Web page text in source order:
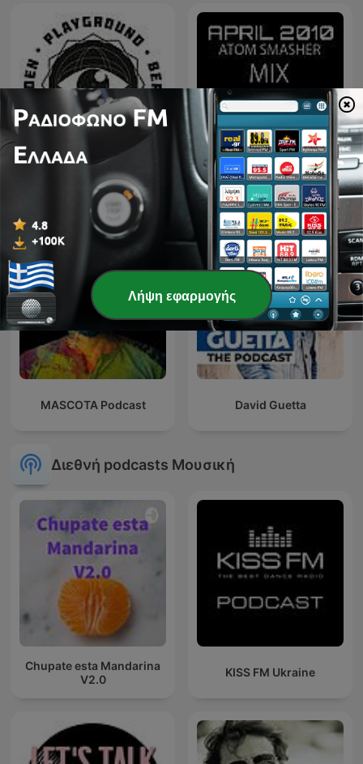
TECHNO TECHNO
TECHNO
Techno Mix, Best Techno
MASCOTA Podcast David Guetta
Διεθνή podcasts Μουσική
Chupate esta Mandarina
V2.0
KISS FM Ukraine
Λήψη εφαρμογής